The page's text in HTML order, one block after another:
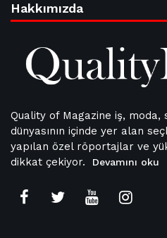
Hakkımızda
Quality of Magazine iş,
dünyasının içinde yer alan
yapılan özel röportajlar ve
dikkat çekiyor.
Devamını oku